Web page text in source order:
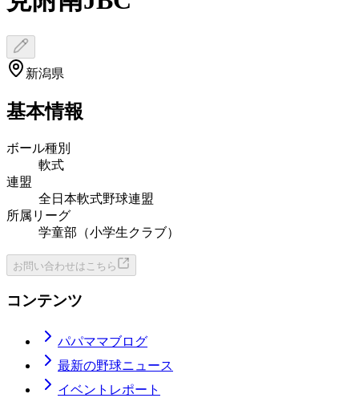
新潟県
基本情報
ボール種別
軟式
連盟
全日本軟式野球連盟
所属リーグ
学童部（小学生クラブ）
お問い合わせはこちら
コンテンツ
パパママブログ
最新の野球ニュース
イベントレポート